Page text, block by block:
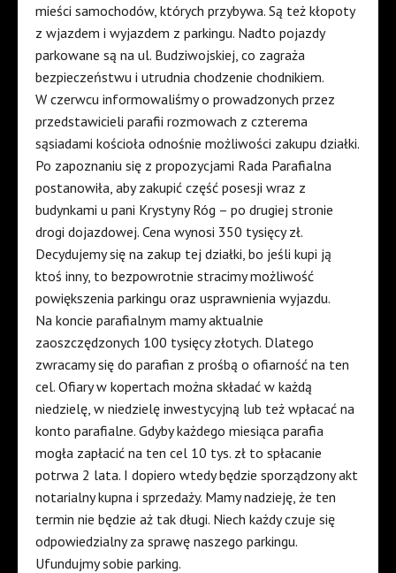
mieści samochodów, których przybywa. Są też kłopoty
z wjazdem i wyjazdem z parkingu. Nadto pojazdy
parkowane są na ul. Budziwojskiej, co zagraża
bezpieczeństwu i utrudnia chodzenie chodnikiem.
W czerwcu informowaliśmy o prowadzonych przez
przedstawicieli parafii rozmowach z czterema
sąsiadami kościoła odnośnie możliwości zakupu działki.
Po zapoznaniu się z propozycjami Rada Parafialna
postanowiła, aby zakupić część posesji wraz z
budynkami u pani Krystyny Róg – po drugiej stronie
drogi dojazdowej. Cena wynosi 350 tysięcy zł.
Decydujemy się na zakup tej działki, bo jeśli kupi ją
ktoś inny, to bezpowrotnie stracimy możliwość
powiększenia parkingu oraz usprawnienia wyjazdu.
Na koncie parafialnym mamy aktualnie
zaoszczędzonych 100 tysięcy złotych. Dlatego
zwracamy się do parafian z prośbą o ofiarność na ten
cel. Ofiary w kopertach można składać w każdą
niedzielę, w niedzielę inwestycyjną lub też wpłacać na
konto parafialne. Gdyby każdego miesiąca parafia
mogła zapłacić na ten cel 10 tys. zł to spłacanie
potrwa 2 lata. I dopiero wtedy będzie sporządzony akt
notarialny kupna i sprzedaży. Mamy nadzieję, że ten
termin nie będzie aż tak długi. Niech każdy czuje się
odpowiedzialny za sprawę naszego parkingu.
Ufundujmy sobie parking.